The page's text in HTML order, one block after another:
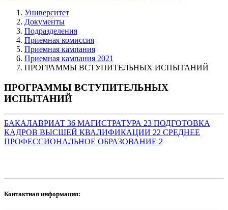
Университет
Документы
Подразделения
Приемная комиссия
Приемная кампания
Приемная кампания 2021
ПРОГРАММЫ ВСТУПИТЕЛЬНЫХ ИСПЫТАНИЙ
ПРОГРАММЫ ВСТУПИТЕЛЬНЫХ
ИСПЫТАНИЙ
БАКАЛАВРИАТ 36 МАГИСТРАТУРА 23 ПОДГОТОВКА
КАДРОВ ВЫСШЕЙ КВАЛИФИКАЦИИ 22 СРЕДНЕЕ
ПРОФЕССИОНАЛЬНОЕ ОБРАЗОВАНИЕ 2
Контактная информация: